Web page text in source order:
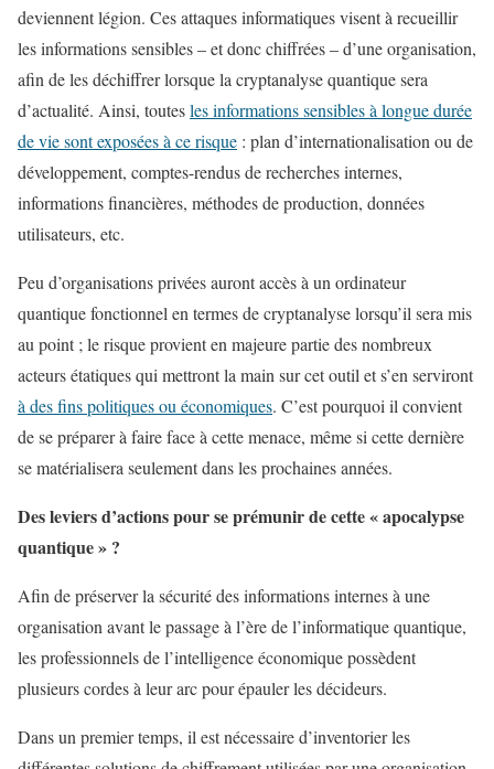
deviennent légion. Ces attaques informatiques visent à recueillir
les informations sensibles – et donc chiffrées – d’une organisation,
afin de les déchiffrer lorsque la cryptanalyse quantique sera
d’actualité. Ainsi, toutesles informations sensibles à longue durée
de vie sont exposées à ce risque : plan d’internationalisation ou de
développement, comptes-rendus de recherches internes,
informations financières, méthodes de production, données
utilisateurs, etc.
Peu d’organisations privées auront accès à un ordinateur
quantique fonctionnel en termes de cryptanalyse lorsqu’il sera mis
au point ; le risque provient en majeure partie des nombreux
acteurs étatiques qui mettront la main sur cet outil et s’en serviront
à des fins politiques ou économiques. C’est pourquoi il convient
de se préparer à faire face à cette menace, même si cette dernière
se matérialisera seulement dans les prochaines années.
Des leviers d’actions pour se prémunir de cette « apocalypse
quantique » ?
Afin de préserver la sécurité des informations internes à une
organisation avant le passage à l’ère de l’informatique quantique,
les professionnels de l’intelligence économique possèdent
plusieurs cordes à leur arc pour épauler les décideurs.
Dans un premier temps, il est nécessaire d’inventorier les